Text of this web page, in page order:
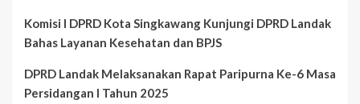
Komisi I DPRD Kota Singkawang Kunjungi DPRD Landak
Bahas Layanan Kesehatan dan BPJS
DPRD Landak Melaksanakan Rapat Paripurna Ke-6 Masa
Persidangan I Tahun 2025